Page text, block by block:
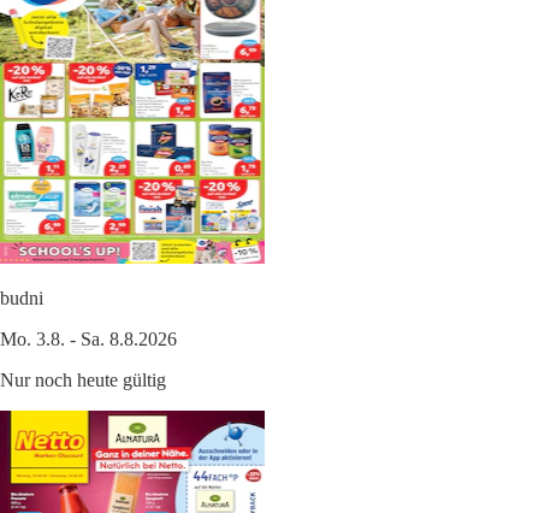
budni
Mo. 3.8. - Sa. 8.8.2026
Nur noch heute gültig